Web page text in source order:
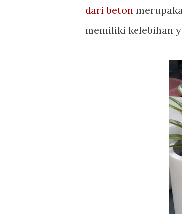
dari beton
memiliki kelebihan